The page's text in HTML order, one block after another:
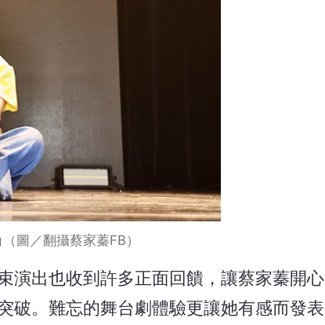
圖／翻攝蔡家蓁FB）
演出也收到許多正面回饋，讓蔡家蓁開心
破。難忘的舞台劇體驗更讓她有感而發表